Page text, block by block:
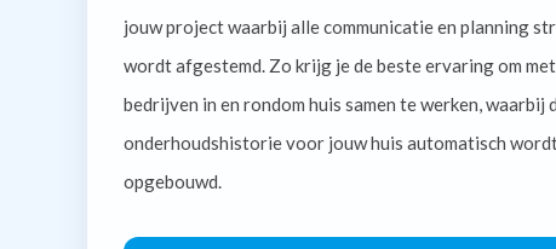
jouw project waarbij alle communicatie en planning
wordt afgestemd. Zo krijg je de beste ervaring om met
bedrijven in en rondom huis samen te werken, waarbij
onderhoudshistorie voor jouw huis automatisch
opgebouwd.